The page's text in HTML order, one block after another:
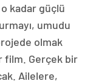
o kadar güçlü
umudu
olmak
film. Gerçek bir
Ailelere,